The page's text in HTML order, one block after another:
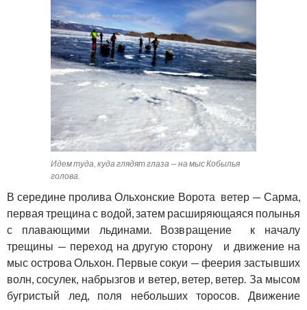
Идем туда, куда глядят глаза — на мыс Кобылья
голова.
В середине пролива Ольхонские Ворота ветер — Сарма,
первая трещина с водой, затем расширяющаяся полынья
с плавающими льдинами. Возвращение к началу
трещины — переход на другую сторону и движение на
мыс острова Ольхон. Первые сокуи — феерия застывших
волн, сосулек, набрызгов и ветер, ветер, ветер. За мысом
бугристый лед, поля небольших торосов. Движение